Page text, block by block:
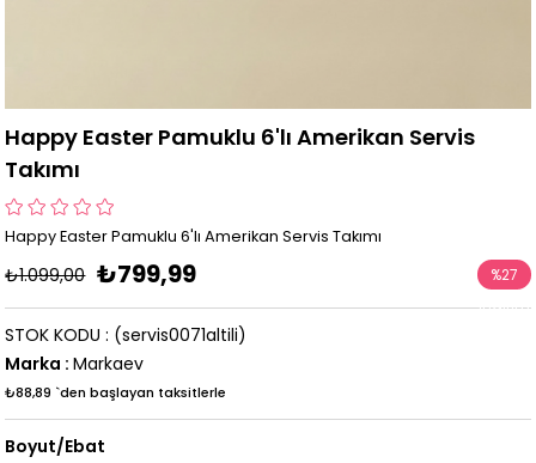
Happy Easter Pamuklu 6'lı Amerikan Servis
Takımı
Happy Easter Pamuklu 6'lı Amerikan Servis Takımı
₺1.099,00 ₺799,99 %27
İndirim
(servis0071altili)
STOK KODU
Marka : Markaev
₺88,89 `den başlayan taksitlerle
Boyut/Ebat